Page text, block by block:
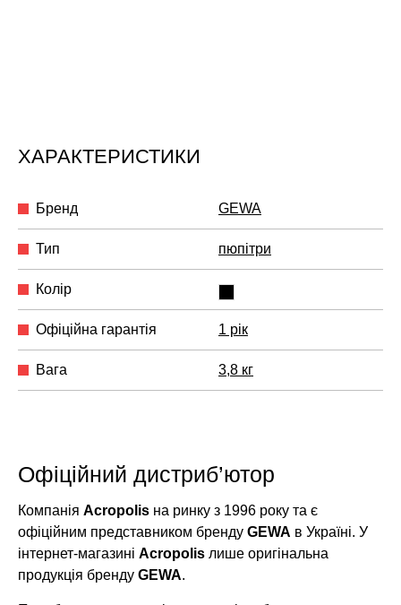
ХАРАКТЕРИСТИКИ
Бренд GEWA
Тип пюпітри
Колір
Офіційна гарантія 1 рік
Вага 3,8 кг
Офіційний дистриб’ютор
Компанія Acropolis на ринку з 1996 року та є
офіційним представником бренду GEWA в Україні. У
інтернет-магазині Acropolis лише оригінальна
продукція бренду GEWA.